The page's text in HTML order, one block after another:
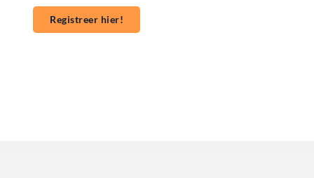
Registreer hier!